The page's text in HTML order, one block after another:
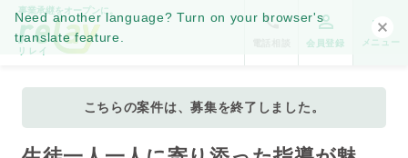
Need another language? Turn on your browser's
translate feature.
事業承継をオープンに。
会員登録 メニュー
こちらの案件は、募集を終了しました。